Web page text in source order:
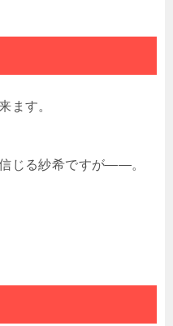
ます。
じる紗希ですが――。